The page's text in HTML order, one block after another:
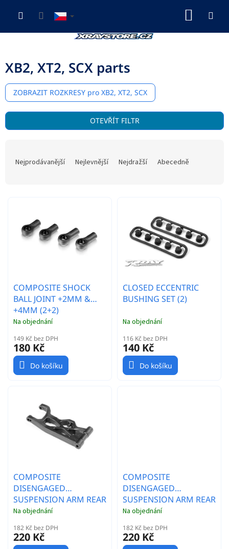
XB2, XT2, SCX parts
ZOBRAZIT ROZKRESY pro XB2, XT2, SCX
ů
Nejprodávanější Nejlevnější Nejdražší Abecedně
OTEVŘÍT FILTR
V
ý
COMPOSITE SHOCK
BALL JOINT +2MM &
+4MM (2+2)
Na objednání
149 Kč bez DPH
180 Kč
Do košíku
CLOSED ECCENTRIC
BUSHING SET (2)
Na objednání
116 Kč bez DPH
140 Kč
Do košíku
COMPOSITE
DISENGAGED
SUSPENSION ARM REAR
LOWER LEFT - MEDIUM
Na objednání
182 Kč bez DPH
220 Kč
COMPOSITE
DISENGAGED
SUSPENSION ARM REAR
LOWER RIGHT -
Na objednání
182 Kč bez DPH
220 Kč